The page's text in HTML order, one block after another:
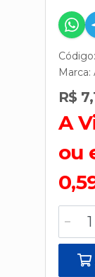
Marca:
R$
A
ou